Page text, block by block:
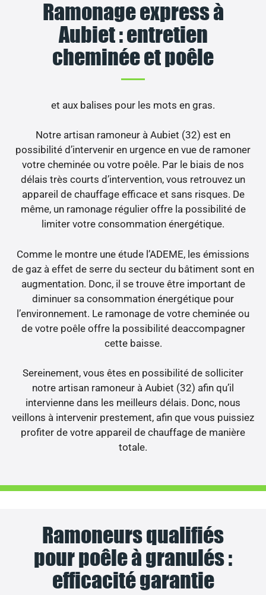
Ramonage express à
Aubiet : entretien
cheminée et poêle
et aux balises pour les mots en gras.
Notre artisan ramoneur à Aubiet (32) est en
possibilité d’intervenir en urgence en vue de ramoner
votre cheminée ou votre poêle. Par le biais de nos
délais très courts d’intervention, vous retrouvez un
appareil de chauffage efficace et sans risques. De
même, un ramonage régulier offre la possibilité de
limiter votre consommation énergétique.
Comme le montre une étude l’ADEME, les émissions
de gaz à effet de serre du secteur du bâtiment sont en
augmentation. Donc, il se trouve être important de
diminuer sa consommation énergétique pour
l’environnement. Le ramonage de votre cheminée ou
de votre poêle offre la possibilité deaccompagner
cette baisse.
Sereinement, vous êtes en possibilité de solliciter
notre artisan ramoneur à Aubiet (32) afin qu’il
intervienne dans les meilleurs délais. Donc, nous
veillons à intervenir prestement, afin que vous puissiez
profiter de votre appareil de chauffage de manière
totale.
Ramoneurs qualifiés
pour poêle à granulés :
efficacité garantie